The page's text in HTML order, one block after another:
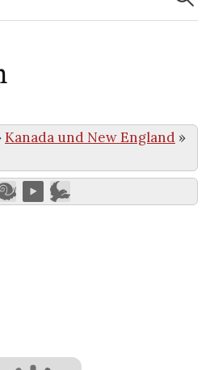
Kanada und New England »